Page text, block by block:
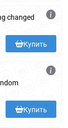
changed
Купить
Купить